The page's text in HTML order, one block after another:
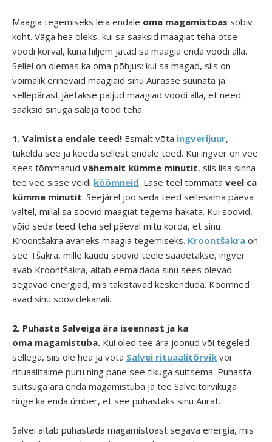
Maagia tegemiseks leia endale oma magamistoas sobiv
koht. Väga hea oleks, kui sa saaksid maagiat teha otse
voodi kõrval, kuna hiljem jätad sa maagia enda voodi alla.
Sellel on olemas ka oma põhjus: kui sa magad, siis on
võimalik erinevaid maagiaid sinu Aurasse suunata ja
sellepärast jäetakse paljud maagiad voodi alla, et need
saaksid sinuga salaja tööd teha.
1. Valmista endale teed! Esmalt võta ingverijuur,
tükelda see ja keeda sellest endale teed. Kui ingver on vee
sees tõmmanud vähemalt kümme minutit, siis lisa sinna
tee vee sisse veidi köömneid. Lase teel tõmmata veel ca
kümme minutit. Seejärel joo seda teed sellesama päeva
vältel, millal sa soovid maagiat tegema hakata. Kui soovid,
võid seda teed teha sel päeval mitu korda, et sinu
Kroontšakra avaneks maagia tegemiseks. Kroontšakra on
see Tšakra, mille kaudu soovid teele saadetakse, ingver
avab Kroontšakra, aitab eemaldada sinu sees olevad
segavad energiad, mis takistavad keskenduda. Köömned
avad sinu soovidekanali.
2. Puhasta Salveiga ära iseennast ja ka
oma magamistuba. Kui oled tee ära joonud või tegeled
sellega, siis ole hea ja võta Salvei rituaalitõrvik või
rituaalitaime puru ning pane see tikuga suitsema. Puhasta
suitsuga ära enda magamistuba ja tee Salveitõrvikuga
ringe ka enda ümber, et see puhastaks sinu Aurat.
Salvei aitab puhastada magamistoast segava energia, mis